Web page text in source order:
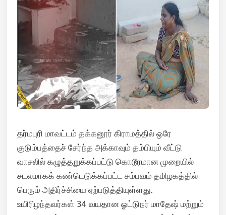
தர்மபுரி மாவட்டம் தக்கனூர் கிராமத்தில் ஒரே
குடும்பத்தைச் சேர்ந்த அக்காவும் தம்பியும் வீட்டு
வாசலில் கழுத்தறுக்கப்பட்டு கொடூரமான முறையில்
சடலமாகக் கண்டெடுக்கப்பட்ட சம்பவம் தமிழகத்தில்
பெரும் அதிர்ச்சியை ஏற்படுத்தியுள்ளது.
உயிரிழந்தவர்கள் 34 வயதான ஓட்டுநர் மாதேஷ் மற்றும்